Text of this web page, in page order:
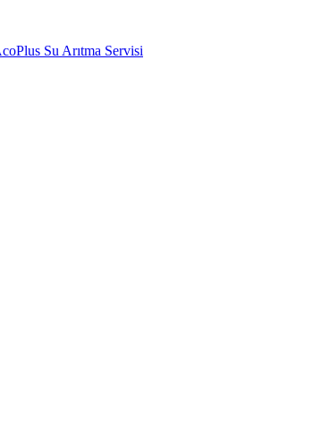
Su Arıtma Servisi